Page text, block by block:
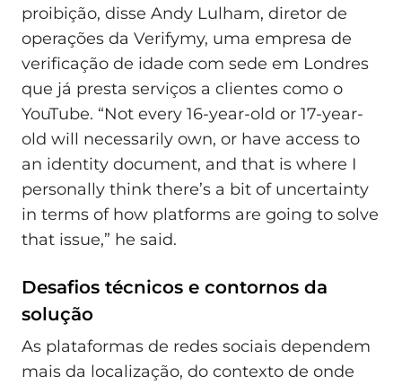
proibição, disse Andy Lulham, diretor de
operações da Verifymy, uma empresa de
verificação de idade com sede em Londres
que já presta serviços a clientes como o
YouTube. “Not every 16-year-old or 17-year-
old will necessarily own, or have access to
an identity document, and that is where I
personally think there’s a bit of uncertainty
in terms of how platforms are going to solve
that issue,” he said.
Desafios técnicos e contornos da
solução
As plataformas de redes sociais dependem
mais da localização, do contexto de onde